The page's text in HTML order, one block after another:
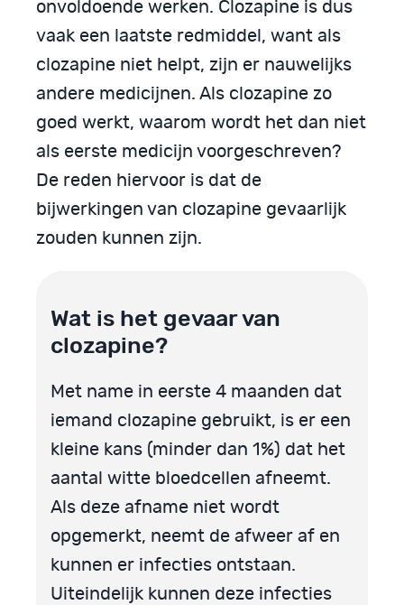
onvoldoende werken. Clozapine is dus
vaak een laatste redmiddel, want als
clozapine niet helpt, zijn er nauwelijks
andere medicijnen. Als clozapine zo
goed werkt, waarom wordt het dan niet
als eerste medicijn voorgeschreven?
De reden hiervoor is dat de
bijwerkingen van clozapine gevaarlijk
zouden kunnen zijn.
Wat is het gevaar van
clozapine?
Met name in eerste 4 maanden dat
iemand clozapine gebruikt, is er een
kleine kans (minder dan 1%) dat het
aantal witte bloedcellen afneemt.
Als deze afname niet wordt
opgemerkt, neemt de afweer af en
kunnen er infecties ontstaan.
Uiteindelijk kunnen deze infecties